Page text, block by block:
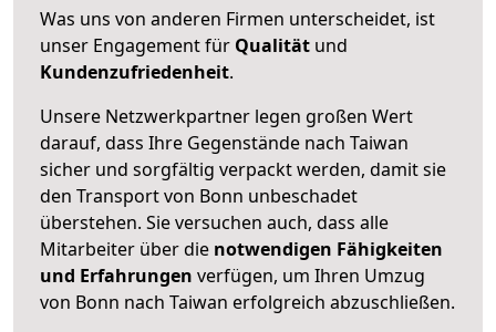
Was uns von anderen Firmen unterscheidet, ist
unser Engagement für Qualität und
Kundenzufriedenheit.
Unsere Netzwerkpartner legen großen Wert
darauf, dass Ihre Gegenstände nach Taiwan
sicher und sorgfältig verpackt werden, damit sie
den Transport von Bonn unbeschadet
überstehen. Sie versuchen auch, dass alle
Mitarbeiter über die notwendigen Fähigkeiten
und Erfahrungen verfügen, um Ihren Umzug
von Bonn nach Taiwan erfolgreich abzuschließen.